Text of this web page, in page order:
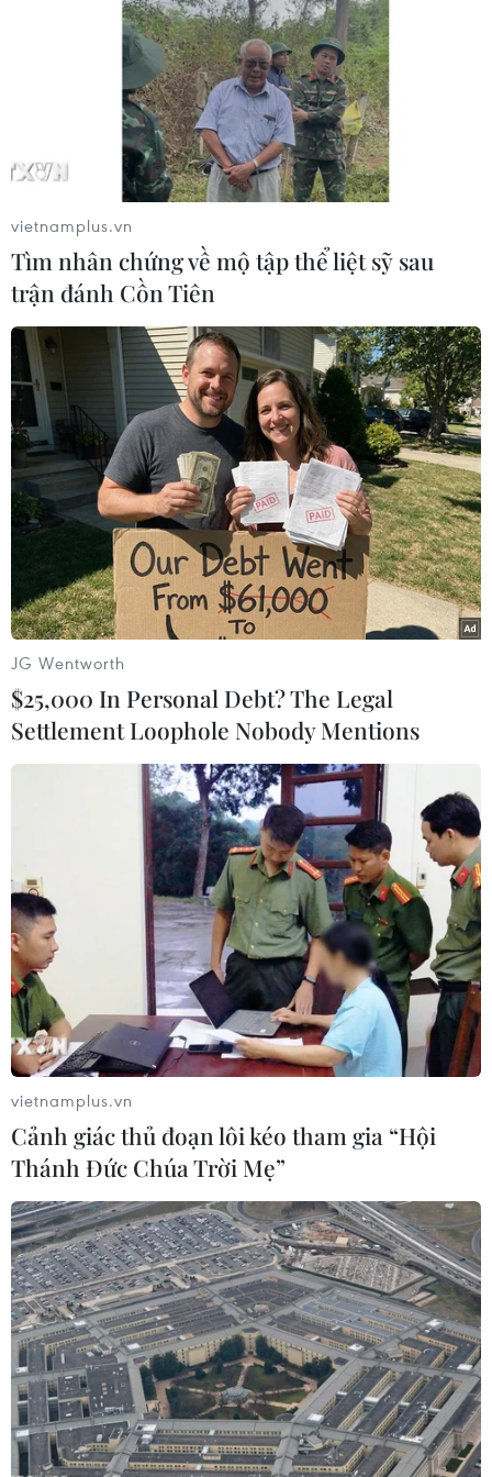
Nhật Bản: Lao động Việt Nam vượt hiểm nguy
cứu người dân trong động đất Kumamoto
Diễn đàn tại Nhật Bản chia sẻ tư duy đầu tư dài
hạn cho người Việt trẻ
Giữ lửa văn hóa Việt và lan tỏa tinh thần
"tương thân tương ái" tại Nhật Bản
Gắn kết cộng đồng, phát huy vai trò của cộng
đồng người Việt Nam tại Nhật Bản
TIN LIÊN QUAN
Duyên dáng tà áo dài Việt Nam tại tỉnh
Fukuoka của Nhật Bản
19/01/2024 06:56
Tuần lễ thời trang áo dài Việt Nam tại tỉnh Fukuoka, góp
phần quảng bá văn hóa Áo dài Việt Nam, cũng như
thúc đẩy hoạt động du lịch của Fukuoka và khu vực
Kyushu.
Khai mạc Lễ hội Trung thu Việt Nam đầu
vietnamplus.vn
Tìm nhân chứng về mộ tập thể liệt sỹ sau
trận đánh Cồn Tiên
JG Wentworth
$25,000 In Personal Debt? The Legal
Settlement Loophole Nobody Mentions
vietnamplus.vn
Cảnh giác thủ đoạn lôi kéo tham gia “Hội
Thánh Đức Chúa Trời Mẹ”